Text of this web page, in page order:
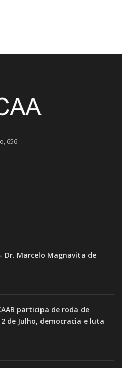
656
Dr. Marcelo Magnavita de
participa de roda de
de Julho, democracia e luta